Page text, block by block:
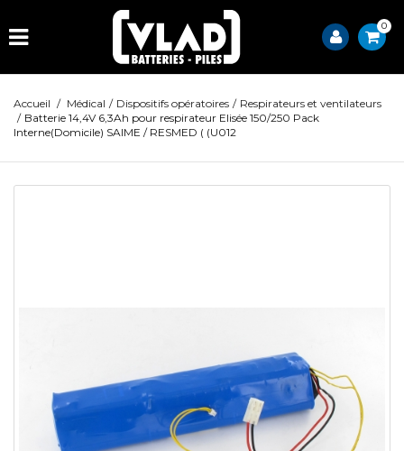
0
Accueil / Médical / Dispositifs opératoires / Respirateurs et ventilateurs
/ Batterie 14,4V 6,3Ah pour respirateur Elisée 150/250 Pack
Interne(Domicile) SAIME / RESMED ( (U012